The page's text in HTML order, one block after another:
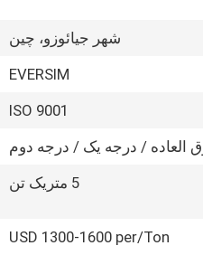
شهر جیائوزو، چین
EVERSIM
ISO 9001
العاده / درجه یک / درجه دوم
5 متریک تن
USD 1300-1600 per/Ton